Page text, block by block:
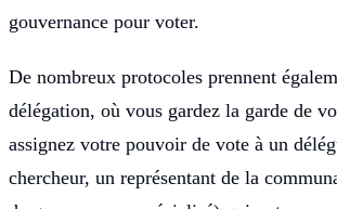
gouvernance pour voter.
De nombreux protocoles prennent
délégation, où vous gardez la garde de
assignez votre pouvoir de vote à un
chercheur, un représentant de la